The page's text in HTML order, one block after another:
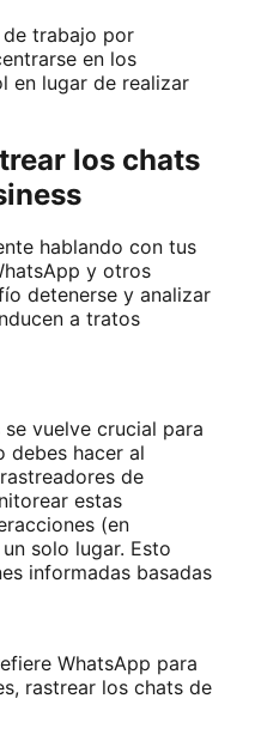
trabajo por
en los
en lugar de realizar
los chats
hablando con tus
y otros
detenerse y analizar
a tratos
vuelve crucial para
debes hacer al
de
estas
(en
solo lugar. Esto
informadas basadas
WhatsApp para
rastrear los chats de